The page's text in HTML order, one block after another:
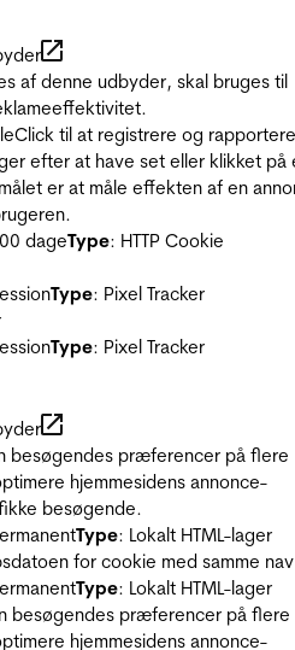
af denne udbyder, skal bruges til
til at registrere og
efter at have set eller klikket på
er at måle effekten af en
dageType: HTTP Cookie
Type: Pixel Tracker
Type: Pixel Tracker
besøgendes præferencer på flere
hjemmesidens annonce-
besøgende.
Type: Lokalt HTML-lager
for cookie med samme
Type: Lokalt HTML-lager
besøgendes præferencer på flere
hjemmesidens annonce-